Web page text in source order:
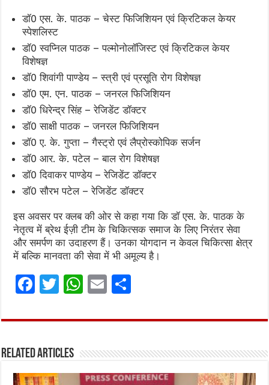
डॉ0 एस. के. पाठक – चेस्ट फिजिशियन एवं क्रिटिकल केयर
स्पेशलिस्ट
डॉ0 स्वप्निल पाठक – पल्मोनोलॉजिस्ट एवं क्रिटिकल केयर
विशेषज्ञ
डॉ0 शिवांगी पाण्डेय – स्त्री एवं प्रसूति रोग विशेषज्ञ
डॉ0 एम. एन. पाठक – जनरल फिजिशियन
डॉ0 धिरेन्द्र सिंह – रेजिडेंट डॉक्टर
डॉ0 साक्षी पाठक – जनरल फिजिशियन
डॉ0 ए. के. गुप्ता – गैस्ट्रो एवं लैप्रोस्कोपिक सर्जन
डॉ0 आर. के. पटेल – बाल रोग विशेषज्ञ
डॉ0 दिवाकर पाण्डेय – रेजिडेंट डॉक्टर
डॉ0 सौरभ पटेल – रेजिडेंट डॉक्टर
इस अवसर पर क्लब की ओर से कहा गया कि डॉ एस. के. पाठक के
नेतृत्व में ब्रेथ ईज़ी टीम के चिकित्सक समाज के लिए निरंतर सेवा
और समर्पण का उदाहरण हैं। उनका योगदान न केवल चिकित्सा क्षेत्र
में बल्कि मानवता की सेवा में भी अमूल्य है।
F
ce
o
o
T
it
r
W
at
A
p
E
ai ar
Related Articles